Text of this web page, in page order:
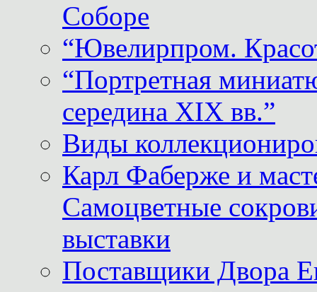
Соборе
“Ювелирпром.
“Портретная
середина XIX вв.”
Виды
Карл Фаберже и
Самоцветные
выставки
Поставщики